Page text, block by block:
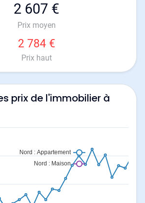
2 607 €
Prix moyen
2 784 €
Prix haut
prix de l'immobilier à